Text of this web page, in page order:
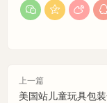
上一篇
美国站儿童玩具包